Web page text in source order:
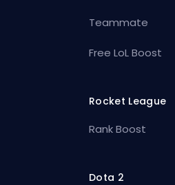
Teammate
Free LoL Boost
Rocket League
Rank Boost
Dota 2